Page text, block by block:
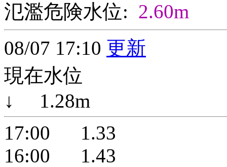
氾濫危険水位: 2.60m
08/07 17:10 更新
現在水位
↓ 1.28m
17:00 1.33
16:00 1.43